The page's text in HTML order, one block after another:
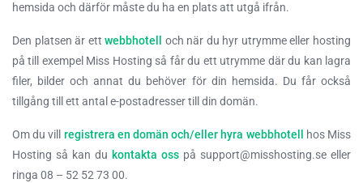
hemsida och därför måste du ha en plats att utgå ifrån.
Den platsen är ettwebbhotell
och när du hyr utrymme eller hosting
på till exempel Miss Hosting så får du ett utrymme där du kan lagra
filer, bilder och annat du behöver för din hemsida. Du får också
tillgång till ett antal e-postadresser till din domän.
Om du vill registrera en domän och/eller hyra webbhotell
hos Miss
Hosting så kan du kontakta oss på support@misshosting.se eller
ringa 08 – 52 52 73 00.